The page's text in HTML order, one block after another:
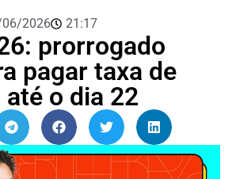
2026 21:17
prorrogado
pagar taxa de
o dia 22